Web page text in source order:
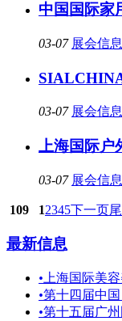
中国国际家
03-07 展会信息
03-07 展会信息
上海国际户
03-07 展会信息
109 12345下一页
最新信息
• 上海国际美
•第十四届中
•第十五届广